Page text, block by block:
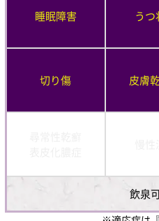
睡眠障害 うつ
切り傷 皮膚
飲泉